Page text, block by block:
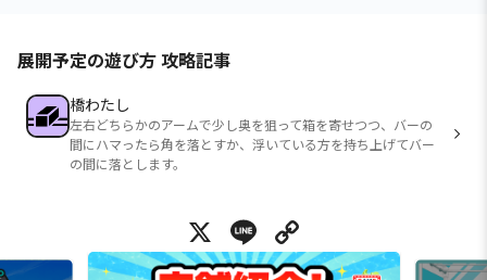
展開予定の遊び方 攻略記事
橋わたし
左右どちらかのアームで少し奥を狙って箱を寄せつつ、バーの
間にハマったら角を落とすか、浮いている方を持ち上げてバー
の間に落とします。
X Line